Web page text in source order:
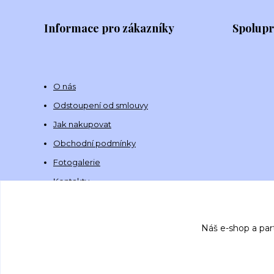
Informace pro zákazníky
O nás
Odstoupení od smlouvy
Jak nakupovat
Obchodní podmínky
Fotogalerie
Kontakty
Náš e-shop a